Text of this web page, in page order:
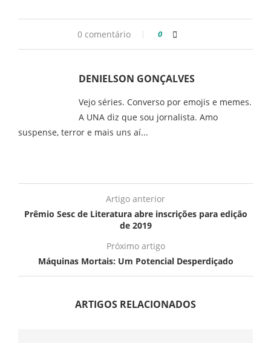
0 comentário 0
DENIELSON GONÇALVES
Vejo séries. Converso por emojis e memes.
A UNA diz que sou jornalista. Amo
suspense, terror e mais uns aí...
Artigo anterior
Prêmio Sesc de Literatura abre inscrições para edição
de 2019
Próximo artigo
Máquinas Mortais: Um Potencial Desperdiçado
ARTIGOS RELACIONADOS